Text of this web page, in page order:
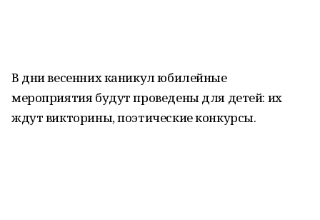
В дни весенних каникул юбилейные
мероприятия будут проведены для детей: их
ждут викторины, поэтические конкурсы.